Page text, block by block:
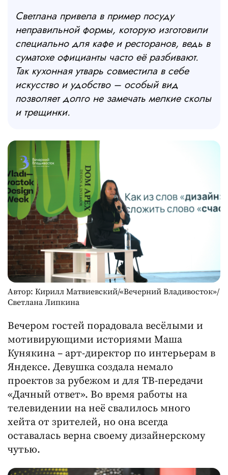
Светлана привела в пример посуду
неправильной формы, которую изготовили
специально для кафе и ресторанов, ведь в
суматохе официанты часто её разбивают.
Так кухонная утварь совместила в себе
искусство и удобство – особый вид
позволяет долго не замечать мелкие сколы
и трещинки.
Автор: Кирилл Матвиевский/«Вечерний Владивосток»/
Светлана Липкина
Вечером гостей порадовала весёлыми и
мотивирующими историями Маша
Кунякина – арт-директор по интерьерам в
Яндексе. Девушка создала немало
проектов за рубежом и для ТВ-передачи
«Дачный ответ». Во время работы на
телевидении на неё свалилось много
хейта от зрителей, но она всегда
оставалась верна своему дизайнерскому
чутью.